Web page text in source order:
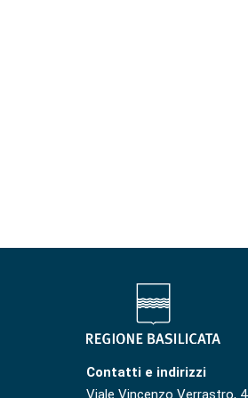
Contatti e indirizzi
Viale Vincenzo Verrastro, 4